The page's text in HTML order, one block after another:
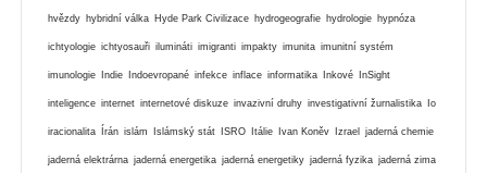
hvězdy hybridní válka Hyde Park Civilizace hydrogeografie hydrologie hypnóza
ichtyologie ichtyosauři ilumináti imigranti impakty imunita imunitní systém
imunologie Indie Indoevropané infekce inflace informatika Inkové InSight
inteligence internet internetové diskuze invazivní druhy investigativní žurnalistika Io
iracionalita Írán islám Islámský stát ISRO Itálie Ivan Koněv Izrael jaderná chemie
jaderná elektrárna jaderná energetika jaderná energetiky jaderná fyzika jaderná zima